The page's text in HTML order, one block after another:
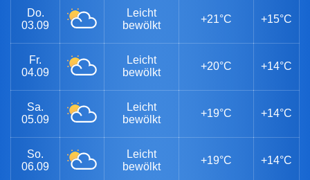
Do.
03.09
Leicht
bewölkt
+21°C +15°C
Fr.
04.09
Leicht
bewölkt
+20°C +14°C
Sa.
05.09
Leicht
bewölkt
+19°C +14°C
So.
06.09
Leicht
bewölkt
+19°C +14°C